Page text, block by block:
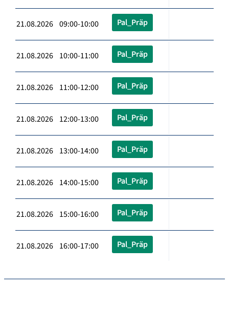
21.08.2026 09:00-10:00 Pal_Präp
21.08.2026 10:00-11:00 Pal_Präp
21.08.2026 11:00-12:00 Pal_Präp
21.08.2026 12:00-13:00 Pal_Präp
21.08.2026 13:00-14:00 Pal_Präp
21.08.2026 14:00-15:00 Pal_Präp
21.08.2026 15:00-16:00 Pal_Präp
21.08.2026 16:00-17:00 Pal_Präp